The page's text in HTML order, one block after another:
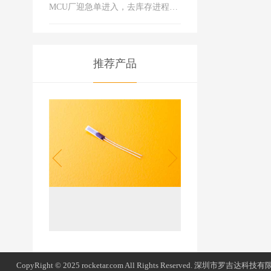
MCU厂迎急单进入，去库存进程有所好转
推荐产品
CopyRight © 2025 rocketar.com All Rights Reserved. 深圳市罗吉达科技有